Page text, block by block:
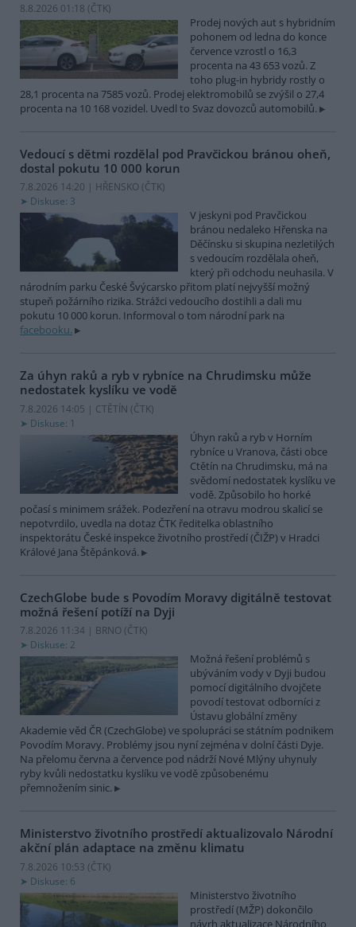
8.8.2026 01:18 (ČTK)
Prodej nových aut s hybridním
pohonem od ledna do konce
července vzrostl o 16,3
procenta na 43 653 vozů. Z
toho plug-in hybridy rostly o
28,1 procenta na 7585 vozů. Prodej elektromobilů se zvýšil o 27,4
procenta na 10 168 vozidel. Uvedl to Svaz dovozců automobilů.
Vedoucí s dětmi rozdělal pod Pravčickou bránou oheň,
dostal pokutu 10 000 korun
7.8.2026 14:20 | HŘENSKO (ČTK)
Diskuse: 3
V jeskyni pod Pravčickou
bránou nedaleko Hřenska na
Děčínsku si skupina nezletilých
s vedoucím rozdělala oheň,
který při odchodu neuhasila. V
národním parku České Švýcarsko přitom platí nejvyšší možný
stupeň požárního rizika. Strážci vedoucího dostihli a dali mu
pokutu 10 000 korun. Informoval o tom národní park na
facebooku.
Za úhyn raků a ryb v rybníce na Chrudimsku může
nedostatek kyslíku ve vodě
7.8.2026 14:05 | CTĚTÍN (ČTK)
Diskuse: 1
Úhyn raků a ryb v Horním
rybníce u Vranova, části obce
Ctětín na Chrudimsku, má na
svědomí nedostatek kyslíku ve
vodě. Způsobilo ho horké
počasí s minimem srážek. Podezření na otravu modrou skalicí se
nepotvrdilo, uvedla na dotaz ČTK ředitelka oblastního
inspektorátu České inspekce životního prostředí (ČIŽP) v Hradci
Králové Jana Štěpánková.
CzechGlobe bude s Povodím Moravy digitálně testovat
možná řešení potíží na Dyji
7.8.2026 11:34 | BRNO (ČTK)
Diskuse: 2
Možná řešení problémů s
ubýváním vody v Dyji budou
pomocí digitálního dvojčete
povodí testovat odborníci z
Ústavu globální změny
Akademie věd ČR (CzechGlobe) ve spolupráci se státním podnikem
Povodím Moravy. Problémy jsou nyní zejména v dolní části Dyje.
Na přelomu června a července pod nádrží Nové Mlýny uhynuly
ryby kvůli nedostatku kyslíku ve vodě způsobenému
přemnožením sinic.
Ministerstvo životního prostředí aktualizovalo Národní
akční plán adaptace na změnu klimatu
7.8.2026 10:53 (ČTK)
Diskuse: 6
Ministerstvo životního
prostředí (MŽP) dokončilo
návrh aktualizace Národního